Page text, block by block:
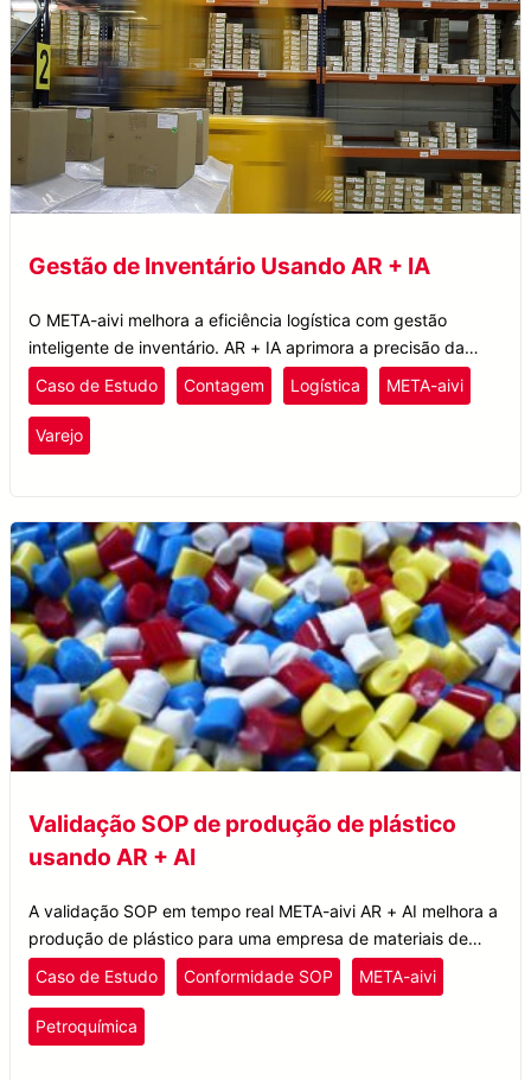
Gestão de Inventário Usando AR + IA
O META-aivi melhora a eficiência logística com gestão
inteligente de inventário. AR + IA aprimora a precisão da
contagem, reduz erros humanos e otimiza os fluxos de
trabalho.
Caso de Estudo Contagem Logística META-aivi
Varejo
Validação SOP de produção de plástico
usando AR + AI
A validação SOP em tempo real META-aivi AR + AI melhora a
produção de plástico para uma empresa de materiais de
desempenho, aumentando a eficiência e reduzindo o tempo
de inatividade.
Caso de Estudo Conformidade SOP META-aivi
Petroquímica